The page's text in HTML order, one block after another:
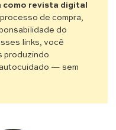
como revista digital
de compra,
do
links, você
produzindo
— sem